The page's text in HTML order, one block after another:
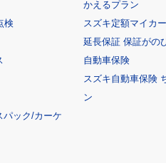
検
パック/カーケ
かえるプラン
スズキ定額マイカ
延長保証 保証がの
自動車保険
スズキ自動車保険
ン